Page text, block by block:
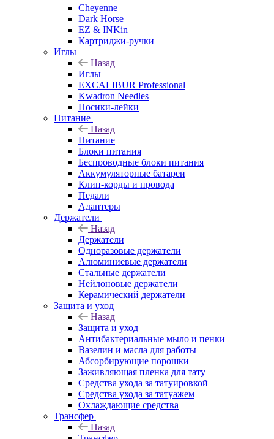
Cheyenne
Dark Horse
EZ & INKin
Картриджи-ручки
Иглы
Назад
Иглы
EXCALIBUR Professional
Kwadron Needles
Носики-лейки
Питание
Назад
Питание
Блоки питания
Беспроводные блоки питания
Аккумуляторные батареи
Клип-корды и провода
Педали
Адаптеры
Держатели
Назад
Держатели
Одноразовые держатели
Алюминиевые держатели
Стальные держатели
Нейлоновые держатели
Керамический держатели
Защита и уход
Назад
Защита и уход
Антибактериальные мыло и пенки
Вазелин и масла для работы
Абсорбирующие порошки
Заживляющая пленка для тату
Средства ухода за татуировкой
Средства ухода за татуажем
Охлаждающие средства
Трансфер
Назад